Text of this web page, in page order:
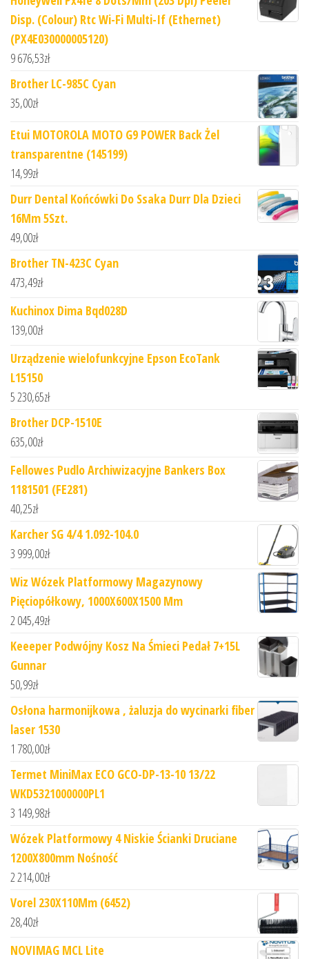
Disp. (Colour) Rtc Wi-Fi Multi-If (Ethernet)
(PX4E030000005120)
9 676,53zł
Brother LC-985C Cyan
35,00zł
Etui MOTOROLA MOTO G9 POWER Back Żel
transparentne (145199)
14,99zł
Durr Dental Końcówki Do Ssaka Durr Dla Dzieci
16Mm 5Szt.
49,00zł
Brother TN-423C Cyan
473,49zł
Kuchinox Dima Bqd028D
139,00zł
Urządzenie wielofunkcyjne Epson EcoTank
L15150
5 230,65zł
Brother DCP-1510E
635,00zł
Fellowes Pudlo Archiwizacyjne Bankers Box
1181501 (FE281)
40,25zł
Karcher SG 4/4 1.092-104.0
3 999,00zł
Wiz Wózek Platformowy Magazynowy
Pięciopółkowy, 1000X600X1500 Mm
2 045,49zł
Keeeper Podwójny Kosz Na Śmieci Pedał 7+15L
Gunnar
50,99zł
Osłona harmonijkowa , żaluzja do wycinarki fiber
laser 1530
1 780,00zł
Termet MiniMax ECO GCO-DP-13-10 13/22
WKD5321000000PL1
3 149,98zł
Wózek Platformowy 4 Niskie Ścianki Druciane
1200X800mm Nośność
2 214,00zł
Vorel 230X110Mm (6452)
28,40zł
NOVIMAG MCL Lite